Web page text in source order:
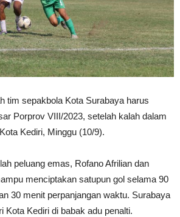
tim sepakbola Kota Surabaya harus
Porprov VIII/2023, setelah kalah dalam
Kediri, Minggu (10/9).
peluang emas, Rofano Afrilian dan
menciptakan satupun gol selama 90
30 menit perpanjangan waktu. Surabaya
Kota Kediri di babak adu penalti.